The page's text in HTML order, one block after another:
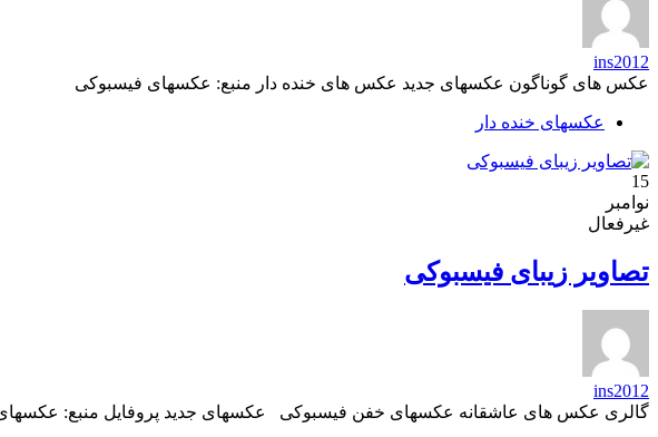
ins2012
عکس های گوناگون عکسهای جدید عکس های خنده دار منبع: عکسهای فیسبوکی
عکسهای خنده دار
15
نوامبر
غیرفعال
تصاویر زیبای فیسبوکی
ins2012
گالری عکس های عاشقانه عکسهای خفن فیسبوکی عکسهای جدید پروفایل منبع: